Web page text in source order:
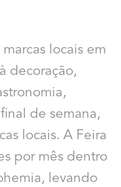
locais em
decoração,
de semana,
locais. A Feira
por mês dentro
levando